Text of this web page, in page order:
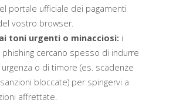
portale ufficiale dei pagamenti
vostro browser.
toni urgenti o minacciosi: i
phishing cercano spesso di indurre
o di timore (es. scadenze
bloccate) per spingervi a
affrettate.